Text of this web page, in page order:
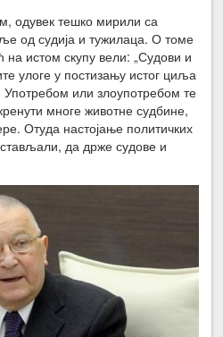
одувек тешко мирили са
од судија и тужилаца. О томе
истом скупу вели: „Судови и
улоге у постизању истог циља
или злоупотребом те
многе животне судбине,
Отуда настојање политичких
да држе судове и